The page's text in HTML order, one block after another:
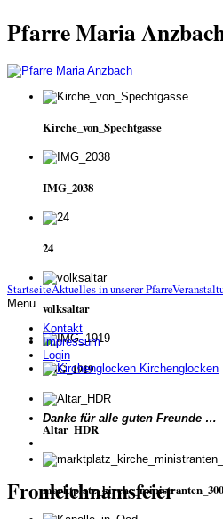
Pfarre Maria
Kirche_von_Spechtgasse
IMG_2038
24
volksaltar
IMG_1919
Altar_HDR
marktplatz_kirche_ministranten_300
StartseiteAktuelles in unserer Pfarre
Menu
Kontakt
Impressum
Login
Kirchenglocken
Danke für alle guten Freunde …
Fronleichnamsfeier